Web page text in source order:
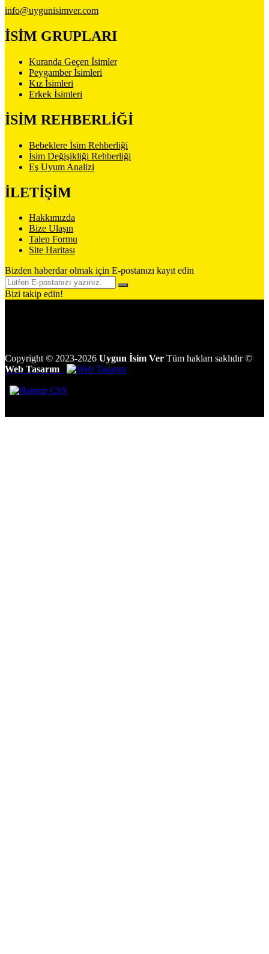
info@uygunisimver.com
İSİM GRUPLARI
Kuranda Geçen İsimler
Peygamber İsimleri
Kız İsimleri
Erkek İsimleri
İSİM REHBERLİĞİ
Bebeklere İsim Rehberliği
İsim Değişikliği Rehberliği
Eş Uyum Analizi
İLETİŞİM
Hakkımızda
Bize Ulaşın
Talep Formu
Site Haritası
Bizden haberdar olmak için E-postanızı kayıt edin
Bizi takip edin!
Copyright © 2023-2026 Uygun İsim Ver Tüm hakları saklıdır ©
Web Tasarım